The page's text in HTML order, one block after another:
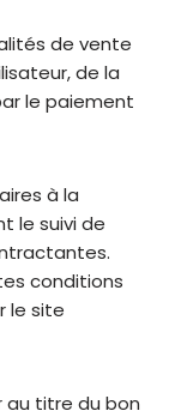
de vente
de la
le paiement
à la
le suivi de
conditions
le site
au titre du bon